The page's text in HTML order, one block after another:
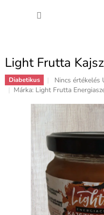
Light Frutta
Diabetikus
A
termék
értékelése
5-
0,0
Nincs értékelés
Márka: Light Frutta